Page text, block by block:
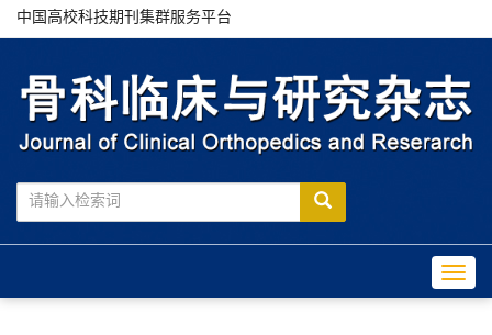
中国高校科技期刊集群服务平台